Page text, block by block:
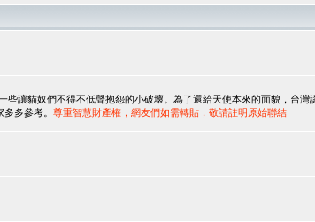
讓貓奴們不得不低聲抱怨的小破壞。為了還給天使本來的面貌，台
多參考。 尊重智慧財產權，網友們如需轉貼，敬請註明原始聯結